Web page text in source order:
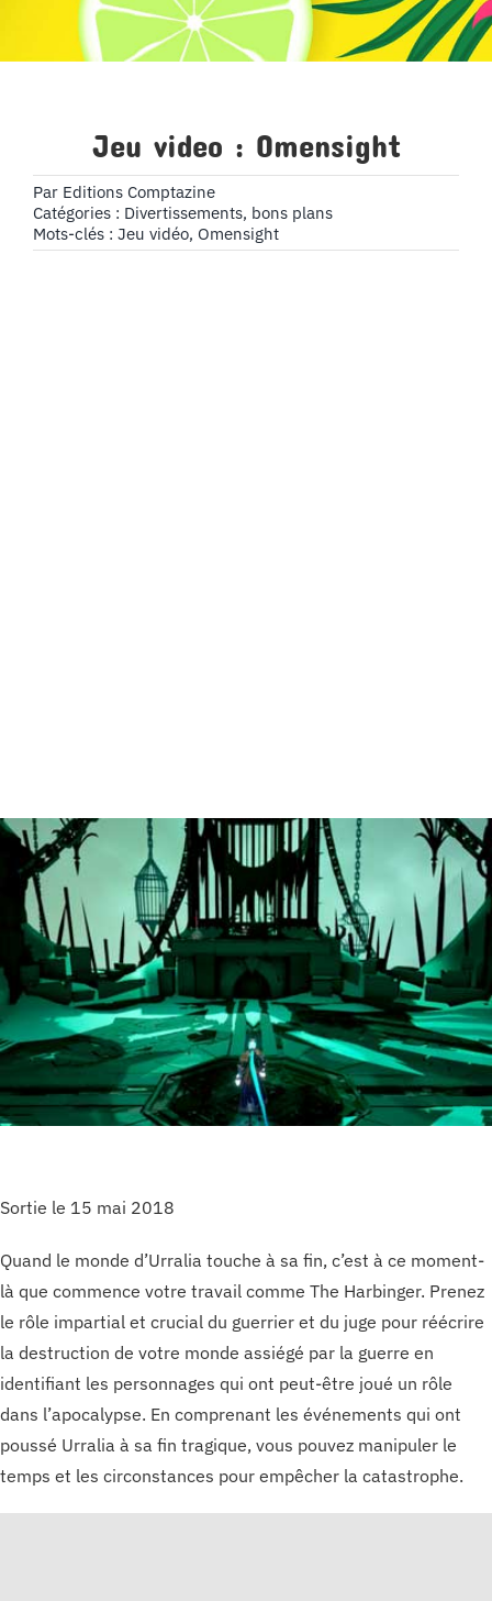
Jeu video : Omensight
Par Editions Comptazine
Catégories : Divertissements, bons plans
Mots-clés : Jeu vidéo, Omensight
Sortie le 15 mai 2018
Quand le monde d’Urralia touche à sa fin, c’est à ce moment-
là que commence votre travail comme The Harbinger. Prenez
le rôle impartial et crucial du guerrier et du juge pour réécrire
la destruction de votre monde assiégé par la guerre en
identifiant les personnages qui ont peut-être joué un rôle
dans l’apocalypse. En comprenant les événements qui ont
poussé Urralia à sa fin tragique, vous pouvez manipuler le
temps et les circonstances pour empêcher la catastrophe.